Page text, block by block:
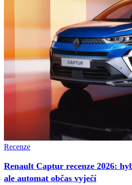
Recenze
Renault Captur recenze 2026:
ale automat občas vyječí